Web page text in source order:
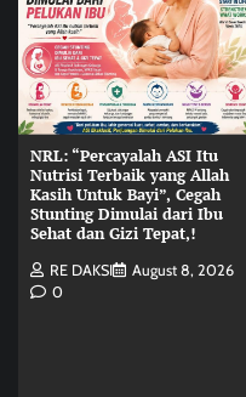
NRL: “Percayalah ASI Itu
Nutrisi Terbaik yang Allah
Kasih Untuk Bayi”, Cegah
Stunting Dimulai dari Ibu
Sehat dan Gizi Tepat,!
RE DAKSI
August 8, 2026
0